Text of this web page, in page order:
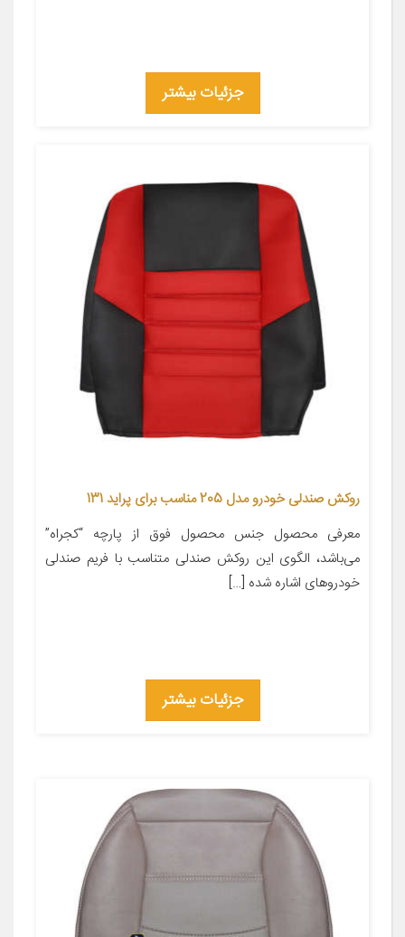
جزئیات بیشتر
روکش صندلی خودرو مدل 205 مناسب برای پراید 131
معرفی محصول جنس محصول فوق از پارچه “کجراه”
می‌باشد، الگوی این روکش صندلی متناسب با فریم صندلی
خودروهای اشاره شده […]
جزئیات بیشتر